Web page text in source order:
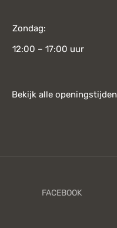
Zondag:
12:00 – 17:00 uur
Bekijk alle openingstijden